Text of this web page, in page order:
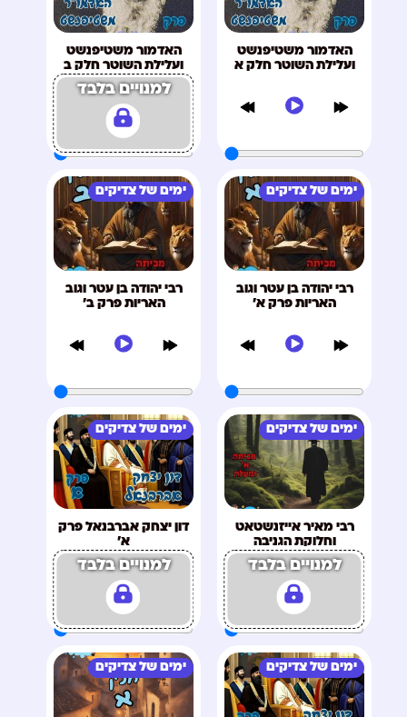
האדמור משטיפנשט
ועלילת השוטר חלק א
האדמור משטיפנשט
ועלילת השוטר חלק ב
למנויים בלבד
ימים של צדיקים
רבי יהודה בן עטר וגוב
האריות פרק א'
ימים של צדיקים
רבי יהודה בן עטר וגוב
האריות פרק ב'
ימים של צדיקים
רבי מאיר אייזנשטאט
וחלוקת הגניבה
למנויים בלבד
ימים של צדיקים
דון יצחק אברבנאל פרק
א'
למנויים בלבד
ימים של צדיקים ימים של צדיקים